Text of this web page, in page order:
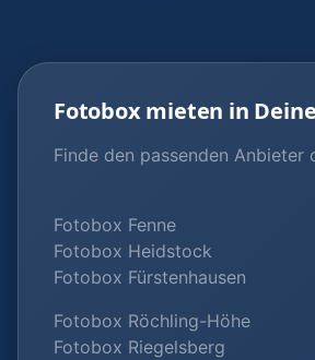
Fotobox mieten in
Finde den passenden Anbieter
Fotobox Fenne
Fotobox Heidstock
Fotobox Fürstenhausen
Fotobox Röchling-Höhe
Fotobox Riegelsberg